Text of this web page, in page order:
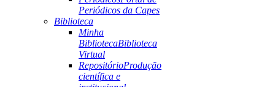
Periódicos da Capes
Biblioteca
Minha
BibliotecaBiblioteca
Virtual
RepositórioProdução
científica e